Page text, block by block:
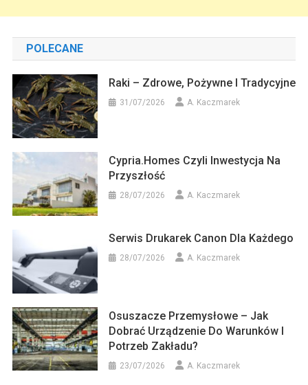
POLECANE
Raki – Zdrowe, Pożywne I Tradycyjne
31/07/2026 A. Kaczmarek
Cypria.homes Czyli Inwestycja Na
Przyszłość
28/07/2026 A. Kaczmarek
Serwis Drukarek Canon Dla Każdego
28/07/2026 A. Kaczmarek
Osuszacze Przemysłowe – Jak
Dobrać Urządzenie Do Warunków I
Potrzeb Zakładu?
23/07/2026 A. Kaczmarek